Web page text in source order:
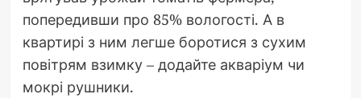
попередивши про 85% вологості. А в
квартирі з ним легше боротися з сухим
повітрям взимку – додайте акваріум чи
мокрі рушники.